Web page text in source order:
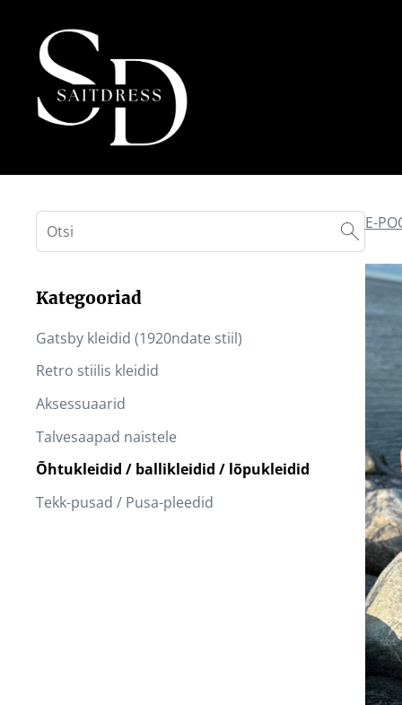
Kategooriad
Gatsby kleidid (1920ndate stiil)
Retro stiilis kleidid
Aksessuaarid
Talvesaapad naistele
Õhtukleidid / ballikleidid / lõpukleidid
Tekk-pusad / Pusa-pleedid
E-